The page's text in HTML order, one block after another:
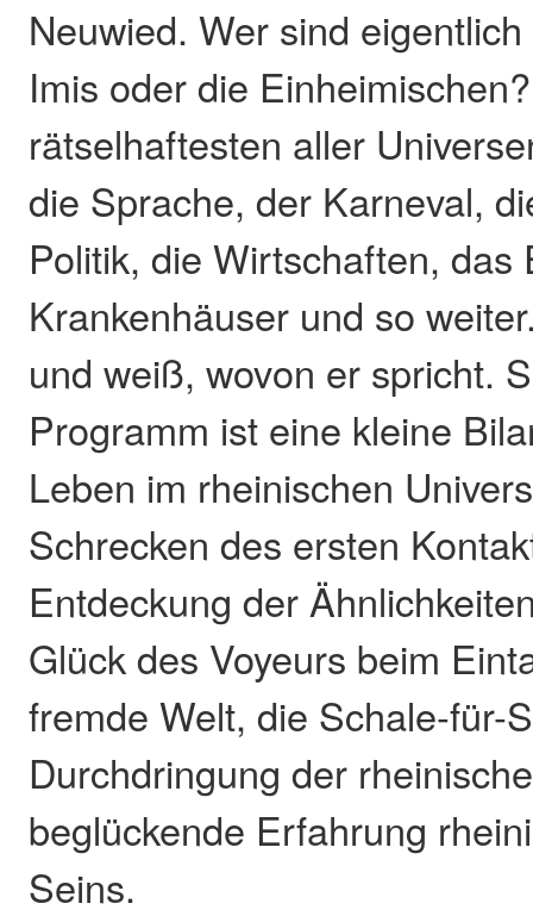
Neuwied. Wer sind
Imis oder die
rätselhaftesten aller
die Sprache, der Karneval,
Politik, die Wirtschaften, das
Krankenhäuser und so
und weiß, wovon er spricht.
Programm ist eine kleine
Leben im rheinischen
Schrecken des ersten
Entdeckung der
Glück des Voyeurs beim
fremde Welt, die Schale-für-
Durchdringung der
beglückende Erfahrung
Seins.